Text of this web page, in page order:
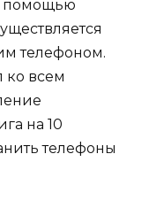
помощью
телефоном.
ко всем
на 10
телефоны